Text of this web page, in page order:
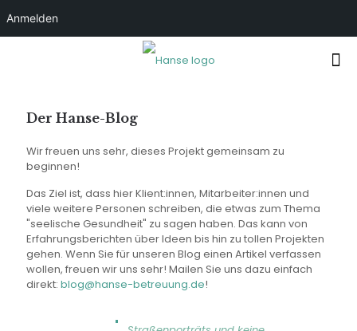
Der Hanse-Blog
Wir freuen uns sehr, dieses Projekt gemeinsam zu
beginnen!
Das Ziel ist, dass hier Klient:innen, Mitarbeiter:innen und
viele weitere Personen schreiben, die etwas zum Thema
"seelische Gesundheit" zu sagen haben. Das kann von
Erfahrungsberichten über Ideen bis hin zu tollen Projekten
gehen. Wenn Sie für unseren Blog einen Artikel verfassen
wollen, freuen wir uns sehr! Mailen Sie uns dazu einfach
direkt: blog@hanse-betreuung.de!
Anmelden